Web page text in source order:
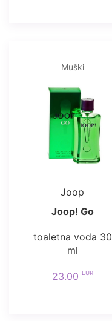
Muški
Joop
Joop! Go
toaletna voda 30
ml
23.00 EUR